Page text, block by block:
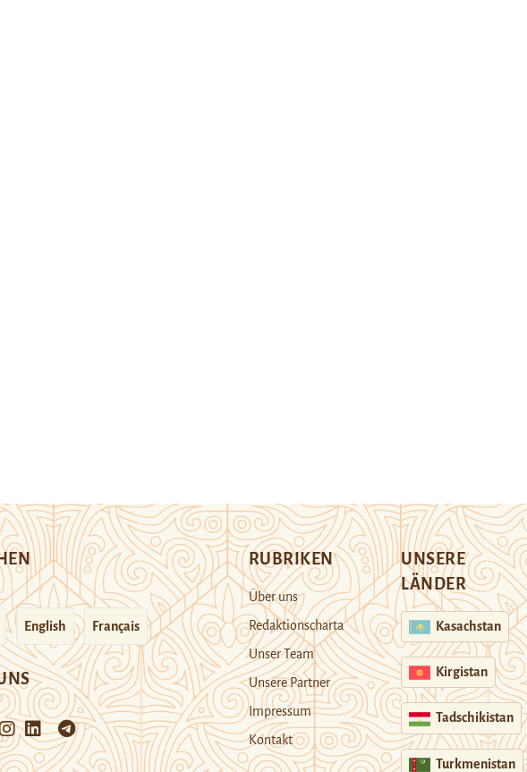
English Français
RUBRIKEN
Über uns
Redaktionscharta
Unser Team
Unsere Partner
Impressum
Kontakt
UNSERE
LÄNDER
Kasachstan
Kirgistan
Tadschikistan
Turkmenistan